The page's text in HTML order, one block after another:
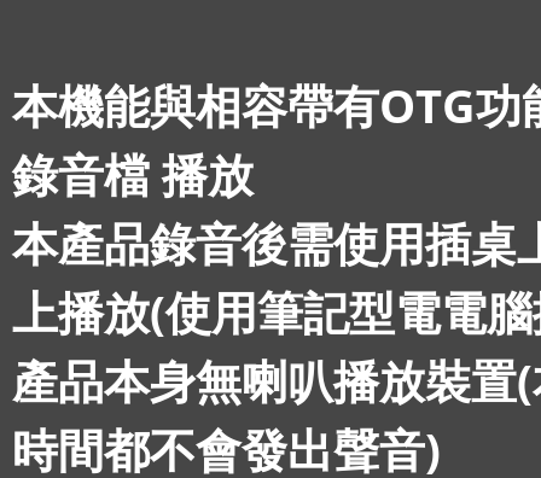
本機能與相容帶有OTG
錄音檔 播放
本產品錄音後需使用插桌
上播放(使用筆記型電電
產品本身無喇叭播放裝
時間都不會發出聲音)